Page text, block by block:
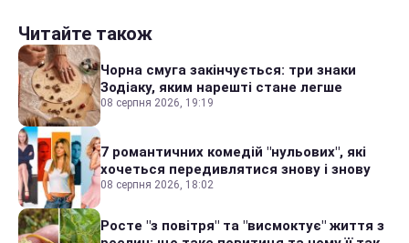
Читайте також
Чорна смуга закінчується: три знаки
Зодіаку, яким нарешті стане легше
08 серпня 2026, 19:19
7 романтичних комедій "нульових", які
хочеться передивлятися знову і знову
08 серпня 2026, 18:02
Росте "з повітря" та "висмоктує" життя з